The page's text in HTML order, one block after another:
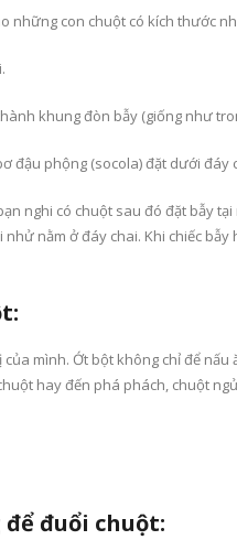
những con chuột có kích thước
khung đòn bẫy (giống như
đậu phộng (socola) đặt dưới đáy
nghi có chuột sau đó đặt bẫy
nằm ở đáy chai. Khi chiếc
mình. Ớt bột không chỉ để
hay đến phá phách, chuột
đuổi chuột: